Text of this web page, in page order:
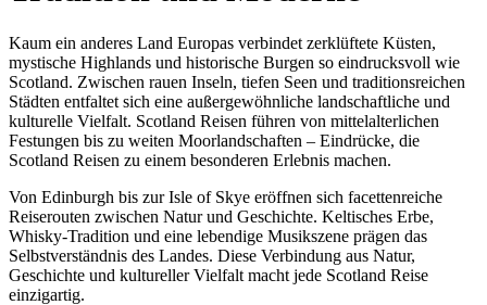
Kaum ein anderes Land Europas verbindet zerklüftete Küsten,
mystische Highlands und historische Burgen so eindrucksvoll wie
Scotland. Zwischen rauen Inseln, tiefen Seen und traditionsreichen
Städten entfaltet sich eine außergewöhnliche landschaftliche und
kulturelle Vielfalt. Scotland Reisen führen von mittelalterlichen
Festungen bis zu weiten Moorlandschaften – Eindrücke, die
Scotland Reisen zu einem besonderen Erlebnis machen.
Von Edinburgh bis zur Isle of Skye eröffnen sich facettenreiche
Reiserouten zwischen Natur und Geschichte. Keltisches Erbe,
Whisky-Tradition und eine lebendige Musikszene prägen das
Selbstverständnis des Landes. Diese Verbindung aus Natur,
Geschichte und kultureller Vielfalt macht jede Scotland Reise
einzigartig.